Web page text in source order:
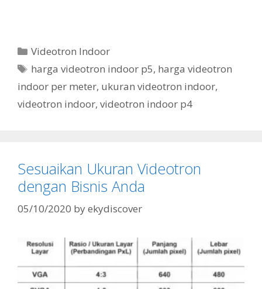
Videotron Indoor
harga videotron indoor p5, harga videotron
indoor per meter, ukuran videotron indoor,
videotron indoor, videotron indoor p4
Sesuaikan Ukuran Videotron
dengan Bisnis Anda
05/10/2020 byekydiscover